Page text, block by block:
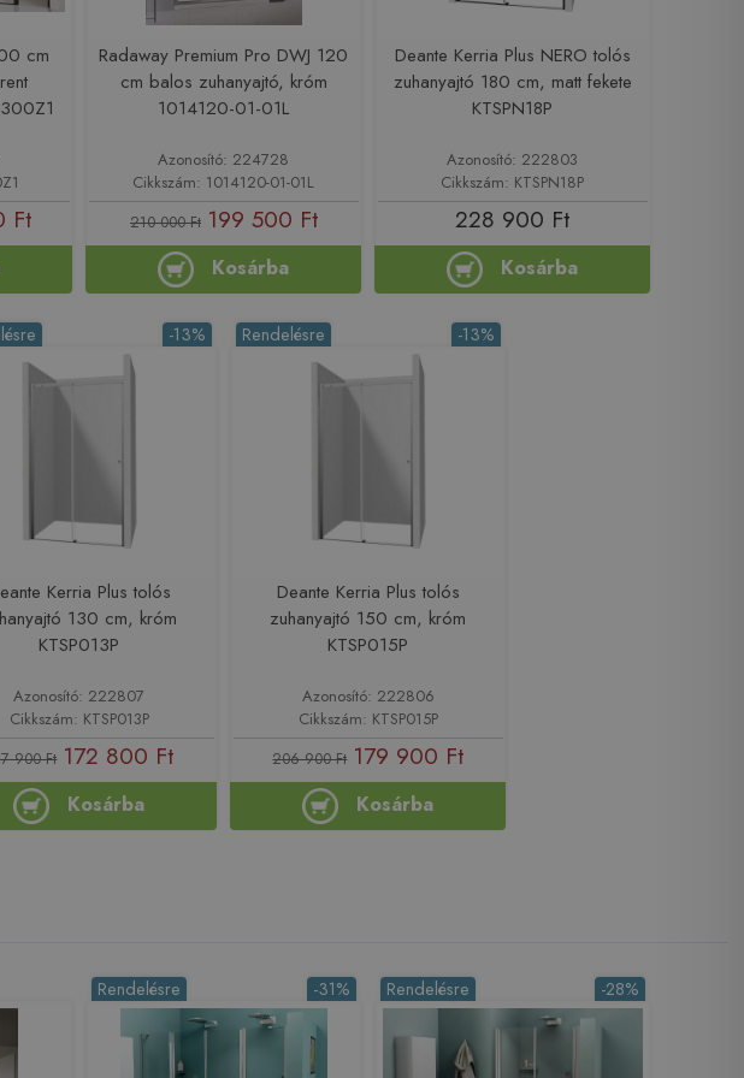
cm
Ft
Radaway Premium Pro DWJ 120
cm balos zuhanyajtó, króm
1014120-01-01L
Azonosító: 224728
Cikkszám: 1014120-01-01L
210 000 Ft 199 500 Ft
Kosárba
Deante Kerria Plus NERO tolós
zuhanyajtó 180 cm, matt fekete
KTSPN18P
Azonosító: 222803
Cikkszám: KTSPN18P
228 900 Ft
Kosárba
-13%
Kerria Plus tolós
130 cm, króm
KTSP013P
Azonosító: 222807
Cikkszám: KTSP013P
900 Ft 172 800 Ft
Kosárba
-13%
Rendelésre
Deante Kerria Plus tolós
zuhanyajtó 150 cm, króm
KTSP015P
Azonosító: 222806
Cikkszám: KTSP015P
206 900 Ft 179 900 Ft
Kosárba
-31%
Rendelésre -28%
Rendelésre